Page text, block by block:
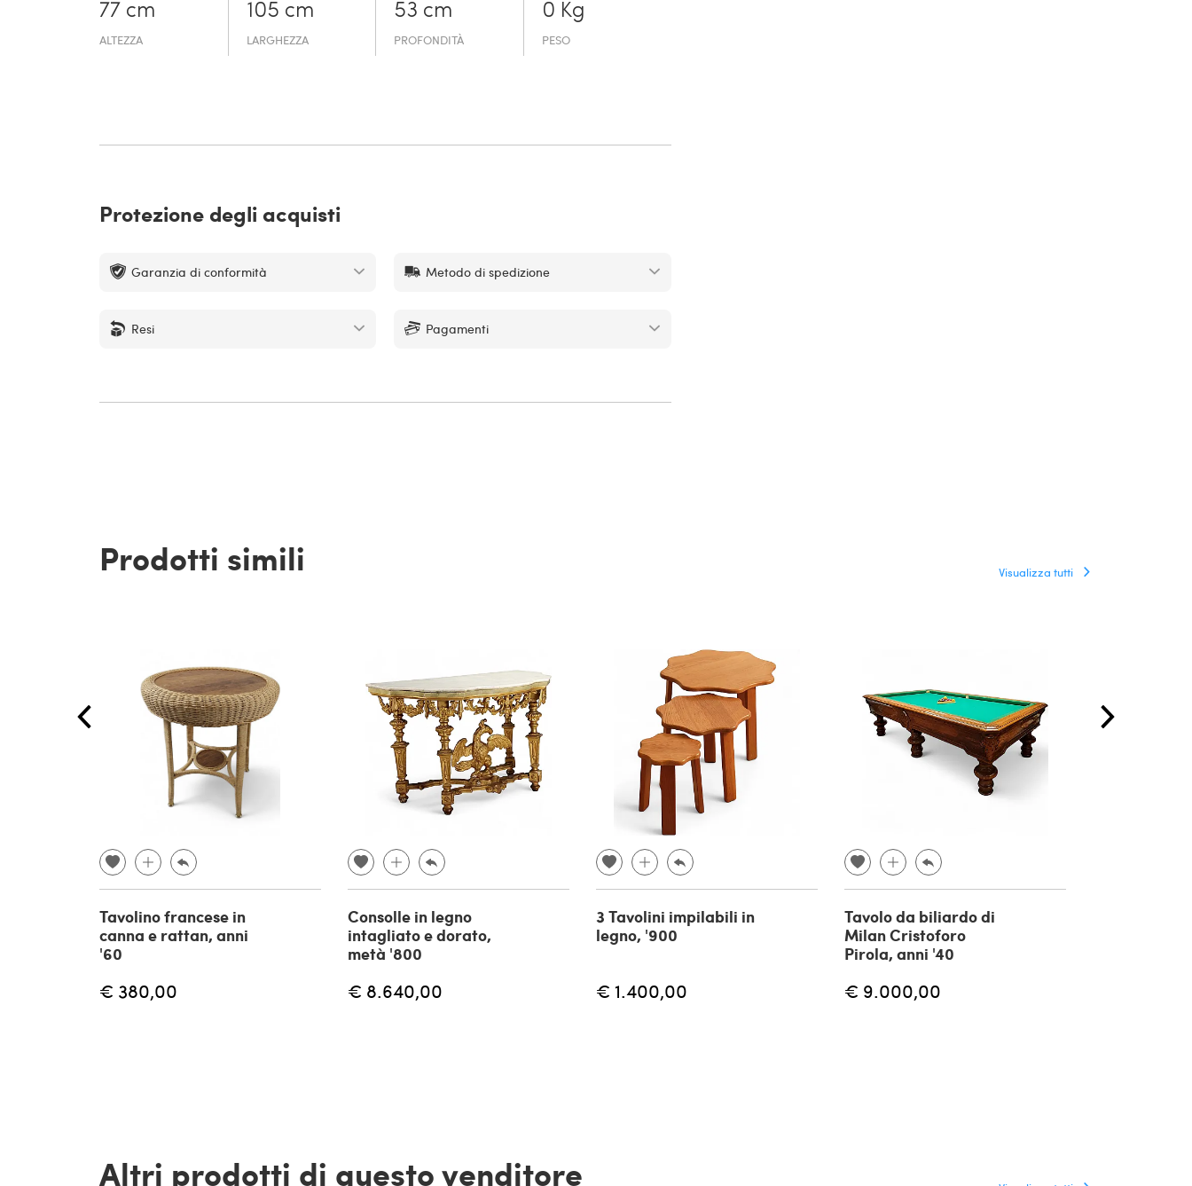
77 cm
ALTEZZA
105 cm
LARGHEZZA
53 cm
PROFONDITÀ
0 Kg
PESO
Protezione degli acquisti
Garanzia di conformità Metodo di spedizione
Resi Pagamenti
Prodotti simili Visualizza tutti
Tavolino francese in
canna e rattan, anni
'60
€ 380,00
Consolle in legno
intagliato e dorato,
metà '800
€ 8.640,00
3 Tavolini impilabili in
legno, '900
€ 1.400,00
Tavolo da biliardo di
Milan Cristoforo
Pirola, anni '40
€ 9.000,00
Altri prodotti di questo venditore